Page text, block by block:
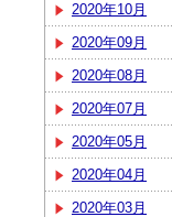
2020年10月
2020年09月
2020年08月
2020年07月
2020年05月
2020年04月
2020年03月